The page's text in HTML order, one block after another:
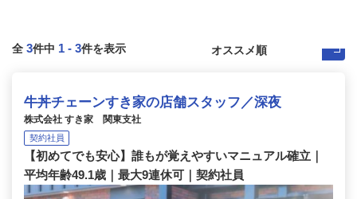
全 3件中 1 - 3件を表示
牛丼チェーンすき家の店舗スタッフ／深夜
株式会社 すき家 関東支社
契約社員
【初めてでも安心】誰もが覚えやすいマニュアル確立｜
平均年齢49.1歳｜最大9連休可｜契約社員